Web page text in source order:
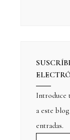
Introduce
a este
entradas.